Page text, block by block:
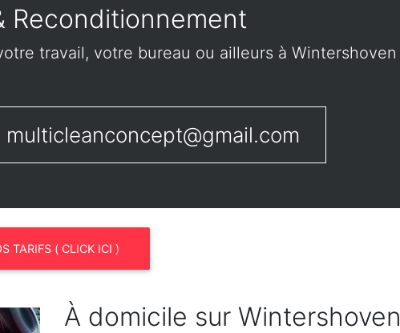
Reconditionnement
travail, votre bureau ou ailleurs à Wintershoven
multicleanconcept@gmail.com
TARIFS ( CLICK ICI )
À domicile sur Wintershoven